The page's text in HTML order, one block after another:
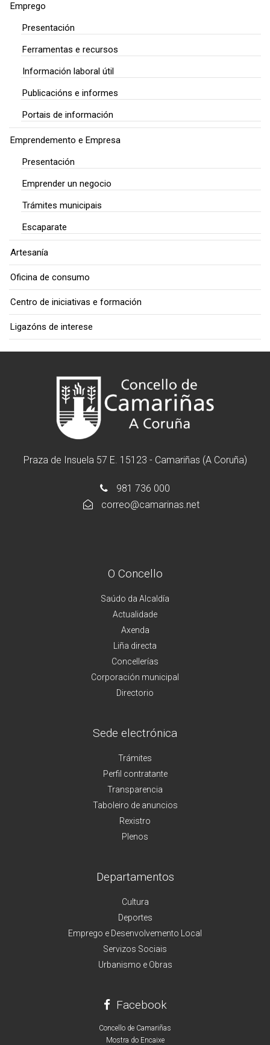
Emprego
Presentación
Ferramentas e recursos
Información laboral útil
Publicacións e informes
Portais de información
Emprendemento e Empresa
Presentación
Emprender un negocio
Trámites municipais
Escaparate
Artesanía
Oficina de consumo
Centro de iniciativas e formación
Ligazóns de interese
Praza de Insuela 57 E. 15123 - Camariñas (A Coruña)
981 736 000
correo@camarinas.net
O Concello
Saúdo da Alcaldía
Actualidade
Axenda
Liña directa
Concellerías
Corporación municipal
Directorio
Sede electrónica
Trámites
Perfil contratante
Transparencia
Taboleiro de anuncios
Rexistro
Plenos
Departamentos
Cultura
Deportes
Emprego e Desenvolvemento Local
Servizos Sociais
Urbanismo e Obras
Facebook
Concello de Camariñas
Mostra do Encaixe